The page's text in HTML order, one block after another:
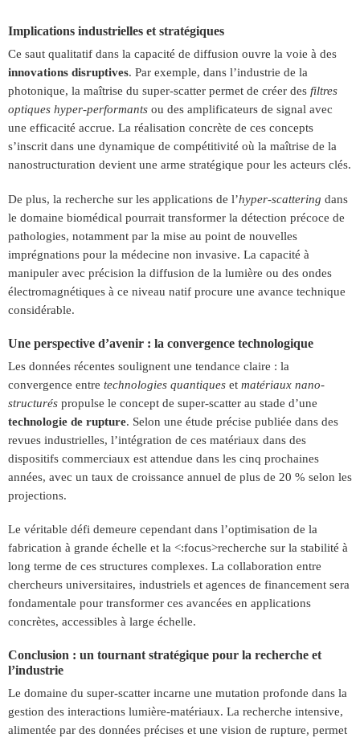
Implications industrielles et stratégiques
Ce saut qualitatif dans la capacité de diffusion ouvre la voie à des
innovations disruptives. Par exemple, dans l’industrie de la
photonique, la maîtrise du super-scatter permet de créer des filtres
optiques hyper-performants ou des amplificateurs de signal avec
une efficacité accrue. La réalisation concrète de ces concepts
s’inscrit dans une dynamique de compétitivité où la maîtrise de la
nanostructuration devient une arme stratégique pour les acteurs clés.
De plus, la recherche sur les applications de l’hyper-scattering dans
le domaine biomédical pourrait transformer la détection précoce de
pathologies, notamment par la mise au point de nouvelles
imprégnations pour la médecine non invasive. La capacité à
manipuler avec précision la diffusion de la lumière ou des ondes
électromagnétiques à ce niveau natif procure une avance technique
considérable.
Une perspective d’avenir : la convergence technologique
Les données récentes soulignent une tendance claire : la
convergence entre technologies quantiques et matériaux nano-
structurés propulse le concept de super-scatter au stade d’une
technologie de rupture. Selon une étude précise publiée dans des
revues industrielles, l’intégration de ces matériaux dans des
dispositifs commerciaux est attendue dans les cinq prochaines
années, avec un taux de croissance annuel de plus de 20 % selon les
projections.
Le véritable défi demeure cependant dans l’optimisation de la
fabrication à grande échelle et la <:focus>recherche sur la stabilité à
long terme de ces structures complexes. La collaboration entre
chercheurs universitaires, industriels et agences de financement sera
fondamentale pour transformer ces avancées en applications
concrètes, accessibles à large échelle.
Conclusion : un tournant stratégique pour la recherche et
l’industrie
Le domaine du super-scatter incarne une mutation profonde dans la
gestion des interactions lumière-matériaux. La recherche intensive,
alimentée par des données précises et une vision de rupture, permet